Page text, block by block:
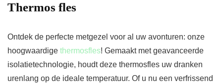
Thermos fles
Ontdek de perfecte metgezel voor al uw avonturen: onze
hoogwaardige thermosfles! Gemaakt met geavanceerde
isolatietechnologie, houdt deze thermosfles uw dranken
urenlang op de ideale temperatuur. Of u nu een verfrissend